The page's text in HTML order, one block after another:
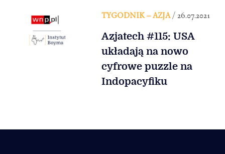
TYGODNIK – AZJA/ 26.07.2021
Azjatech #115: USA
układają na nowo
cyfrowe puzzle na
Indopacyfiku